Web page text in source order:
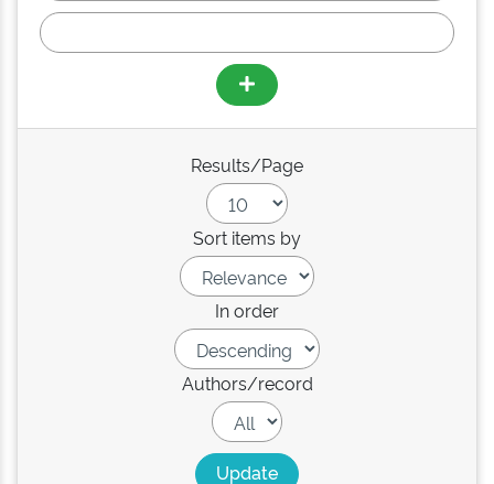
Results/Page
Sort items by
In order
Authors/record